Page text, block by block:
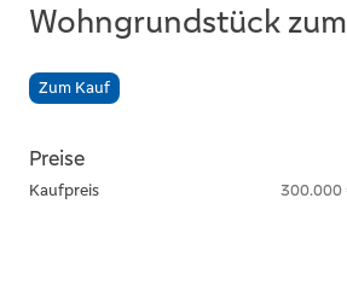
Wohngrundstück
Zum Kauf
Preise
Kaufpreis 300.000